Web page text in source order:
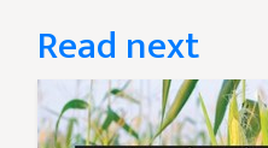
Read next